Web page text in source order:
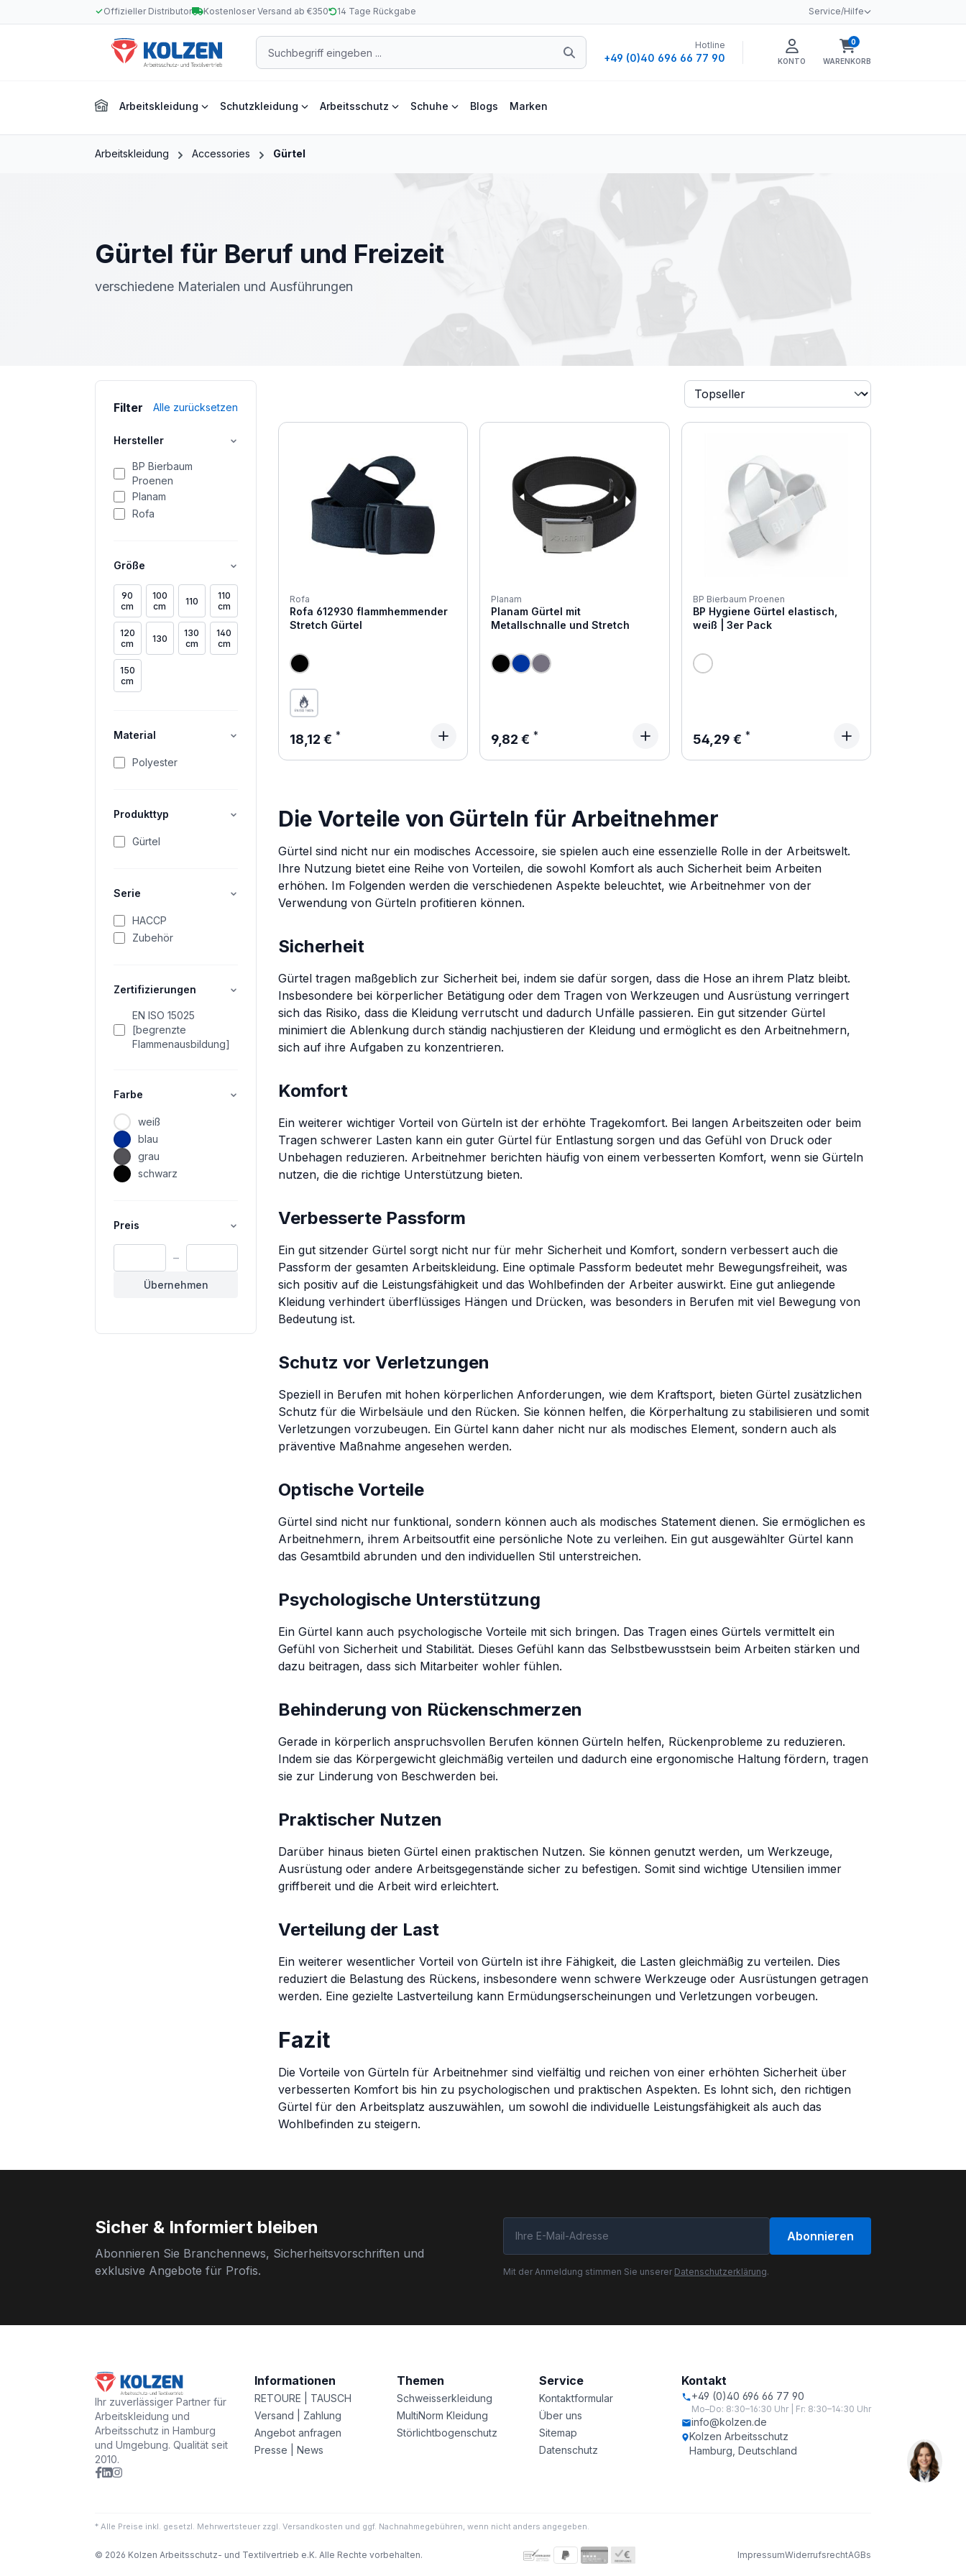
Hauptinhalt springen
Zur Suche springen
Zur Hauptnavigation springen
Offizieller Distributor Kostenloser Versand ab €350 14 Tage Rückgabe Service/Hilfe
Hotline
+49 (0)40 696 66 77 90 KONTO
0
WARENKORB
Warenkorb enthält
Arbeitskleidung Schutzkleidung Arbeitsschutz Schuhe Blogs Marken
Arbeitskleidung Accessories Gürtel
Gürtel für Beruf und Freizeit
verschiedene Materialen und Ausführungen
Filter Alle zurücksetzen
Hersteller
BP Bierbaum
Proenen
Planam
Rofa
Größe
90
cm
100
cm
110
110
cm
120
cm
130
130
cm
140
cm
150
cm
Material
Polyester
Produkttyp
Gürtel
Serie
HACCP
Zubehör
Zertifizierungen
EN ISO 15025
[begrenzte
Flammenausbildung]
Farbe
weiß
blau
grau
schwarz
Preis
–
Übernehmen
Rofa
Rofa 612930 flammhemmender
Stretch Gürtel
Regulärer Preis:
18,12 €
Planam
Planam Gürtel mit
Metallschnalle und Stretch
Regulärer Preis:
9,82 €
BP Bierbaum Proenen
BP Hygiene Gürtel elastisch,
weiß | 3er Pack
Regulärer Preis:
54,29 €
Die Vorteile von Gürteln für Arbeitnehmer
Gürtel sind nicht nur ein modisches Accessoire, sie spielen auch eine essenzielle Rolle in der Arbeitswelt.
Ihre Nutzung bietet eine Reihe von Vorteilen, die sowohl Komfort als auch Sicherheit beim Arbeiten
erhöhen. Im Folgenden werden die verschiedenen Aspekte beleuchtet, wie Arbeitnehmer von der
Verwendung von Gürteln profitieren können.
Sicherheit
Gürtel tragen maßgeblich zur Sicherheit bei, indem sie dafür sorgen, dass die Hose an ihrem Platz bleibt.
Insbesondere bei körperlicher Betätigung oder dem Tragen von Werkzeugen und Ausrüstung verringert
sich das Risiko, dass die Kleidung verrutscht und dadurch Unfälle passieren. Ein gut sitzender Gürtel
minimiert die Ablenkung durch ständig nachjustieren der Kleidung und ermöglicht es den Arbeitnehmern,
sich auf ihre Aufgaben zu konzentrieren.
Komfort
Ein weiterer wichtiger Vorteil von Gürteln ist der erhöhte Tragekomfort. Bei langen Arbeitszeiten oder beim
Tragen schwerer Lasten kann ein guter Gürtel für Entlastung sorgen und das Gefühl von Druck oder
Unbehagen reduzieren. Arbeitnehmer berichten häufig von einem verbesserten Komfort, wenn sie Gürteln
nutzen, die die richtige Unterstützung bieten.
Verbesserte Passform
Ein gut sitzender Gürtel sorgt nicht nur für mehr Sicherheit und Komfort, sondern verbessert auch die
Passform der gesamten Arbeitskleidung. Eine optimale Passform bedeutet mehr Bewegungsfreiheit, was
sich positiv auf die Leistungsfähigkeit und das Wohlbefinden der Arbeiter auswirkt. Eine gut anliegende
Kleidung verhindert überflüssiges Hängen und Drücken, was besonders in Berufen mit viel Bewegung von
Bedeutung ist.
Schutz vor Verletzungen
Speziell in Berufen mit hohen körperlichen Anforderungen, wie dem Kraftsport, bieten Gürtel zusätzlichen
Schutz für die Wirbelsäule und den Rücken. Sie können helfen, die Körperhaltung zu stabilisieren und somit
Verletzungen vorzubeugen. Ein Gürtel kann daher nicht nur als modisches Element, sondern auch als
präventive Maßnahme angesehen werden.
Optische Vorteile
Gürtel sind nicht nur funktional, sondern können auch als modisches Statement dienen. Sie ermöglichen es
Arbeitnehmern, ihrem Arbeitsoutfit eine persönliche Note zu verleihen. Ein gut ausgewählter Gürtel kann
das Gesamtbild abrunden und den individuellen Stil unterstreichen.
Psychologische Unterstützung
Ein Gürtel kann auch psychologische Vorteile mit sich bringen. Das Tragen eines Gürtels vermittelt ein
Gefühl von Sicherheit und Stabilität. Dieses Gefühl kann das Selbstbewusstsein beim Arbeiten stärken und
dazu beitragen, dass sich Mitarbeiter wohler fühlen.
Behinderung von Rückenschmerzen
Gerade in körperlich anspruchsvollen Berufen können Gürteln helfen, Rückenprobleme zu reduzieren.
Indem sie das Körpergewicht gleichmäßig verteilen und dadurch eine ergonomische Haltung fördern, tragen
sie zur Linderung von Beschwerden bei.
Praktischer Nutzen
Darüber hinaus bieten Gürtel einen praktischen Nutzen. Sie können genutzt werden, um Werkzeuge,
Ausrüstung oder andere Arbeitsgegenstände sicher zu befestigen. Somit sind wichtige Utensilien immer
griffbereit und die Arbeit wird erleichtert.
Verteilung der Last
Ein weiterer wesentlicher Vorteil von Gürteln ist ihre Fähigkeit, die Lasten gleichmäßig zu verteilen. Dies
reduziert die Belastung des Rückens, insbesondere wenn schwere Werkzeuge oder Ausrüstungen getragen
werden. Eine gezielte Lastverteilung kann Ermüdungserscheinungen und Verletzungen vorbeugen.
Fazit
Die Vorteile von Gürteln für Arbeitnehmer sind vielfältig und reichen von einer erhöhten Sicherheit über
verbesserten Komfort bis hin zu psychologischen und praktischen Aspekten. Es lohnt sich, den richtigen
Gürtel für den Arbeitsplatz auszuwählen, um sowohl die individuelle Leistungsfähigkeit als auch das
Wohlbefinden zu steigern.
Sicher & Informiert bleiben
Abonnieren Sie Branchennews, Sicherheitsvorschriften und
exklusive Angebote für Profis.
Abonnieren
Mit der Anmeldung stimmen Sie unserer Datenschutzerklärung.
Ihr zuverlässiger Partner für
Arbeitskleidung und
Arbeitsschutz in Hamburg
und Umgebung. Qualität seit
2010.
Informationen
RETOURE | TAUSCH
Versand | Zahlung
Angebot anfragen
Presse | News
Themen
Schweisserkleidung
MultiNorm Kleidung
Störlichtbogenschutz
Service
Kontaktformular
Über uns
Sitemap
Datenschutz
Kontakt
+49 (0)40 696 66 77 90
Mo–Do: 8:30–16:30 Uhr | Fr: 8:30–14:30 Uhr
info@kolzen.de
Kolzen Arbeitsschutz
Hamburg, Deutschland
* Alle Preise inkl. gesetzl. Mehrwertsteuer zzgl. Versandkosten und ggf. Nachnahmegebühren, wenn nicht anders angegeben.
© 2026 Kolzen Arbeitsschutz- und Textilvertrieb e.K. Alle Rechte vorbehalten. ImpressumWiderrufsrechtAGBs